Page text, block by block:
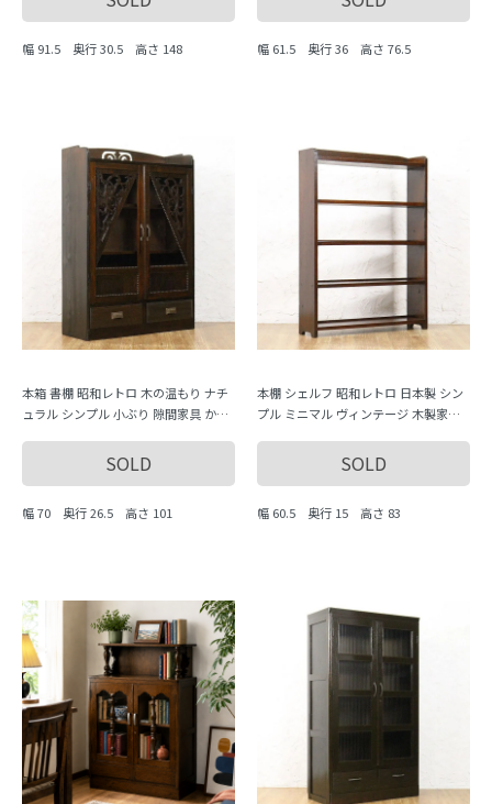
幅 91.5 奥行 30.5 高さ 148 幅 61.5 奥行 36 高さ 76.5
本箱 書棚 昭和レトロ 木の温もり ナチ
ュラル シンプル 小ぶり 隙間家具 かわ
SOLD
幅 70 奥行 26.5 高さ 101
本棚 シェルフ 昭和レトロ 日本製 シン
プル ミニマル ヴィンテージ 木製家具
SOLD
幅 60.5 奥行 15 高さ 83